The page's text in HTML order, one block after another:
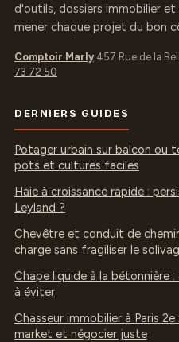
d'outils, dossiers immobilier
mener chaque projet du bon
Comptoir Marly 457 Rue de la
73 72 50
DERNIERS GUIDES
Potager urbain sur balcon ou
pots et cultures faciles
Haie à croissance rapide :
Leyland ?
Chevêtre et conduit de
charge sans fragiliser le
Chape liquide à la bétonnière
à éviter
Chasseur immobilier à Paris
market et négocier juste